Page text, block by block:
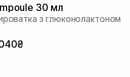
30 мл
з глюконолактоном